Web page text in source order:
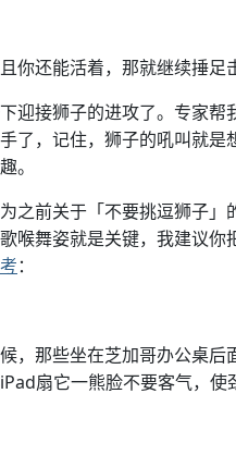
你还能活着，那就继续捶足
迎接狮子的进攻了。专家
了，记住，狮子的吼叫就
。
之前关于「不要挑逗狮子
喉舞姿就是关键，我建议
：
，那些坐在芝加哥办公桌
扇它一熊脸不要客气，使